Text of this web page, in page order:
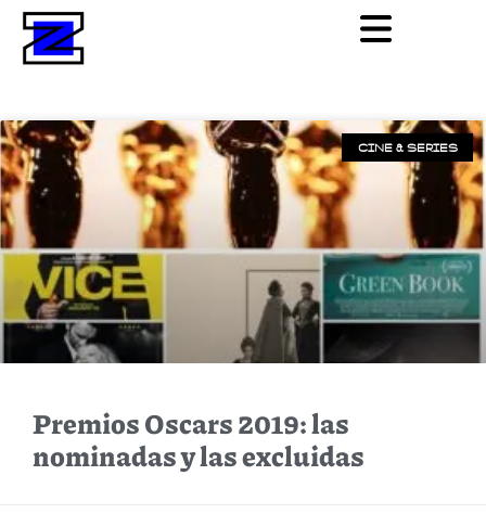
CINE & SERIES
Premios Oscars 2019: las
nominadas y las excluidas